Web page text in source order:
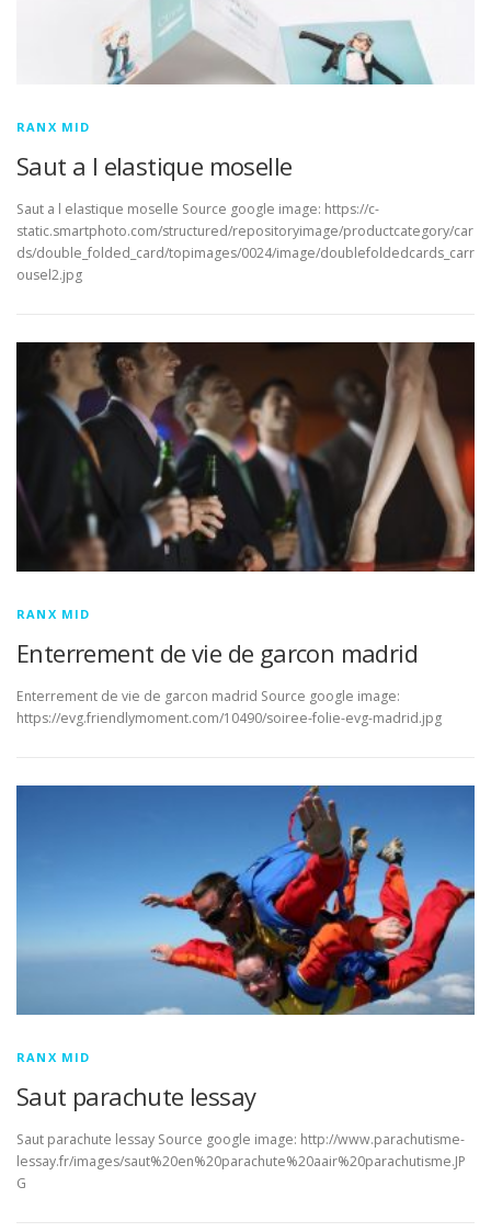
RANX MID
Saut a l elastique moselle
Saut a l elastique moselle Source google image: https://c-
static.smartphoto.com/structured/repositoryimage/productcategory/car
ds/double_folded_card/topimages/0024/image/doublefoldedcards_carr
ousel2.jpg
RANX MID
Enterrement de vie de garcon madrid
Enterrement de vie de garcon madrid Source google image:
https://evg.friendlymoment.com/10490/soiree-folie-evg-madrid.jpg
RANX MID
Saut parachute lessay
Saut parachute lessay Source google image: http://www.parachutisme-
lessay.fr/images/saut%20en%20parachute%20aair%20parachutisme.JP
G